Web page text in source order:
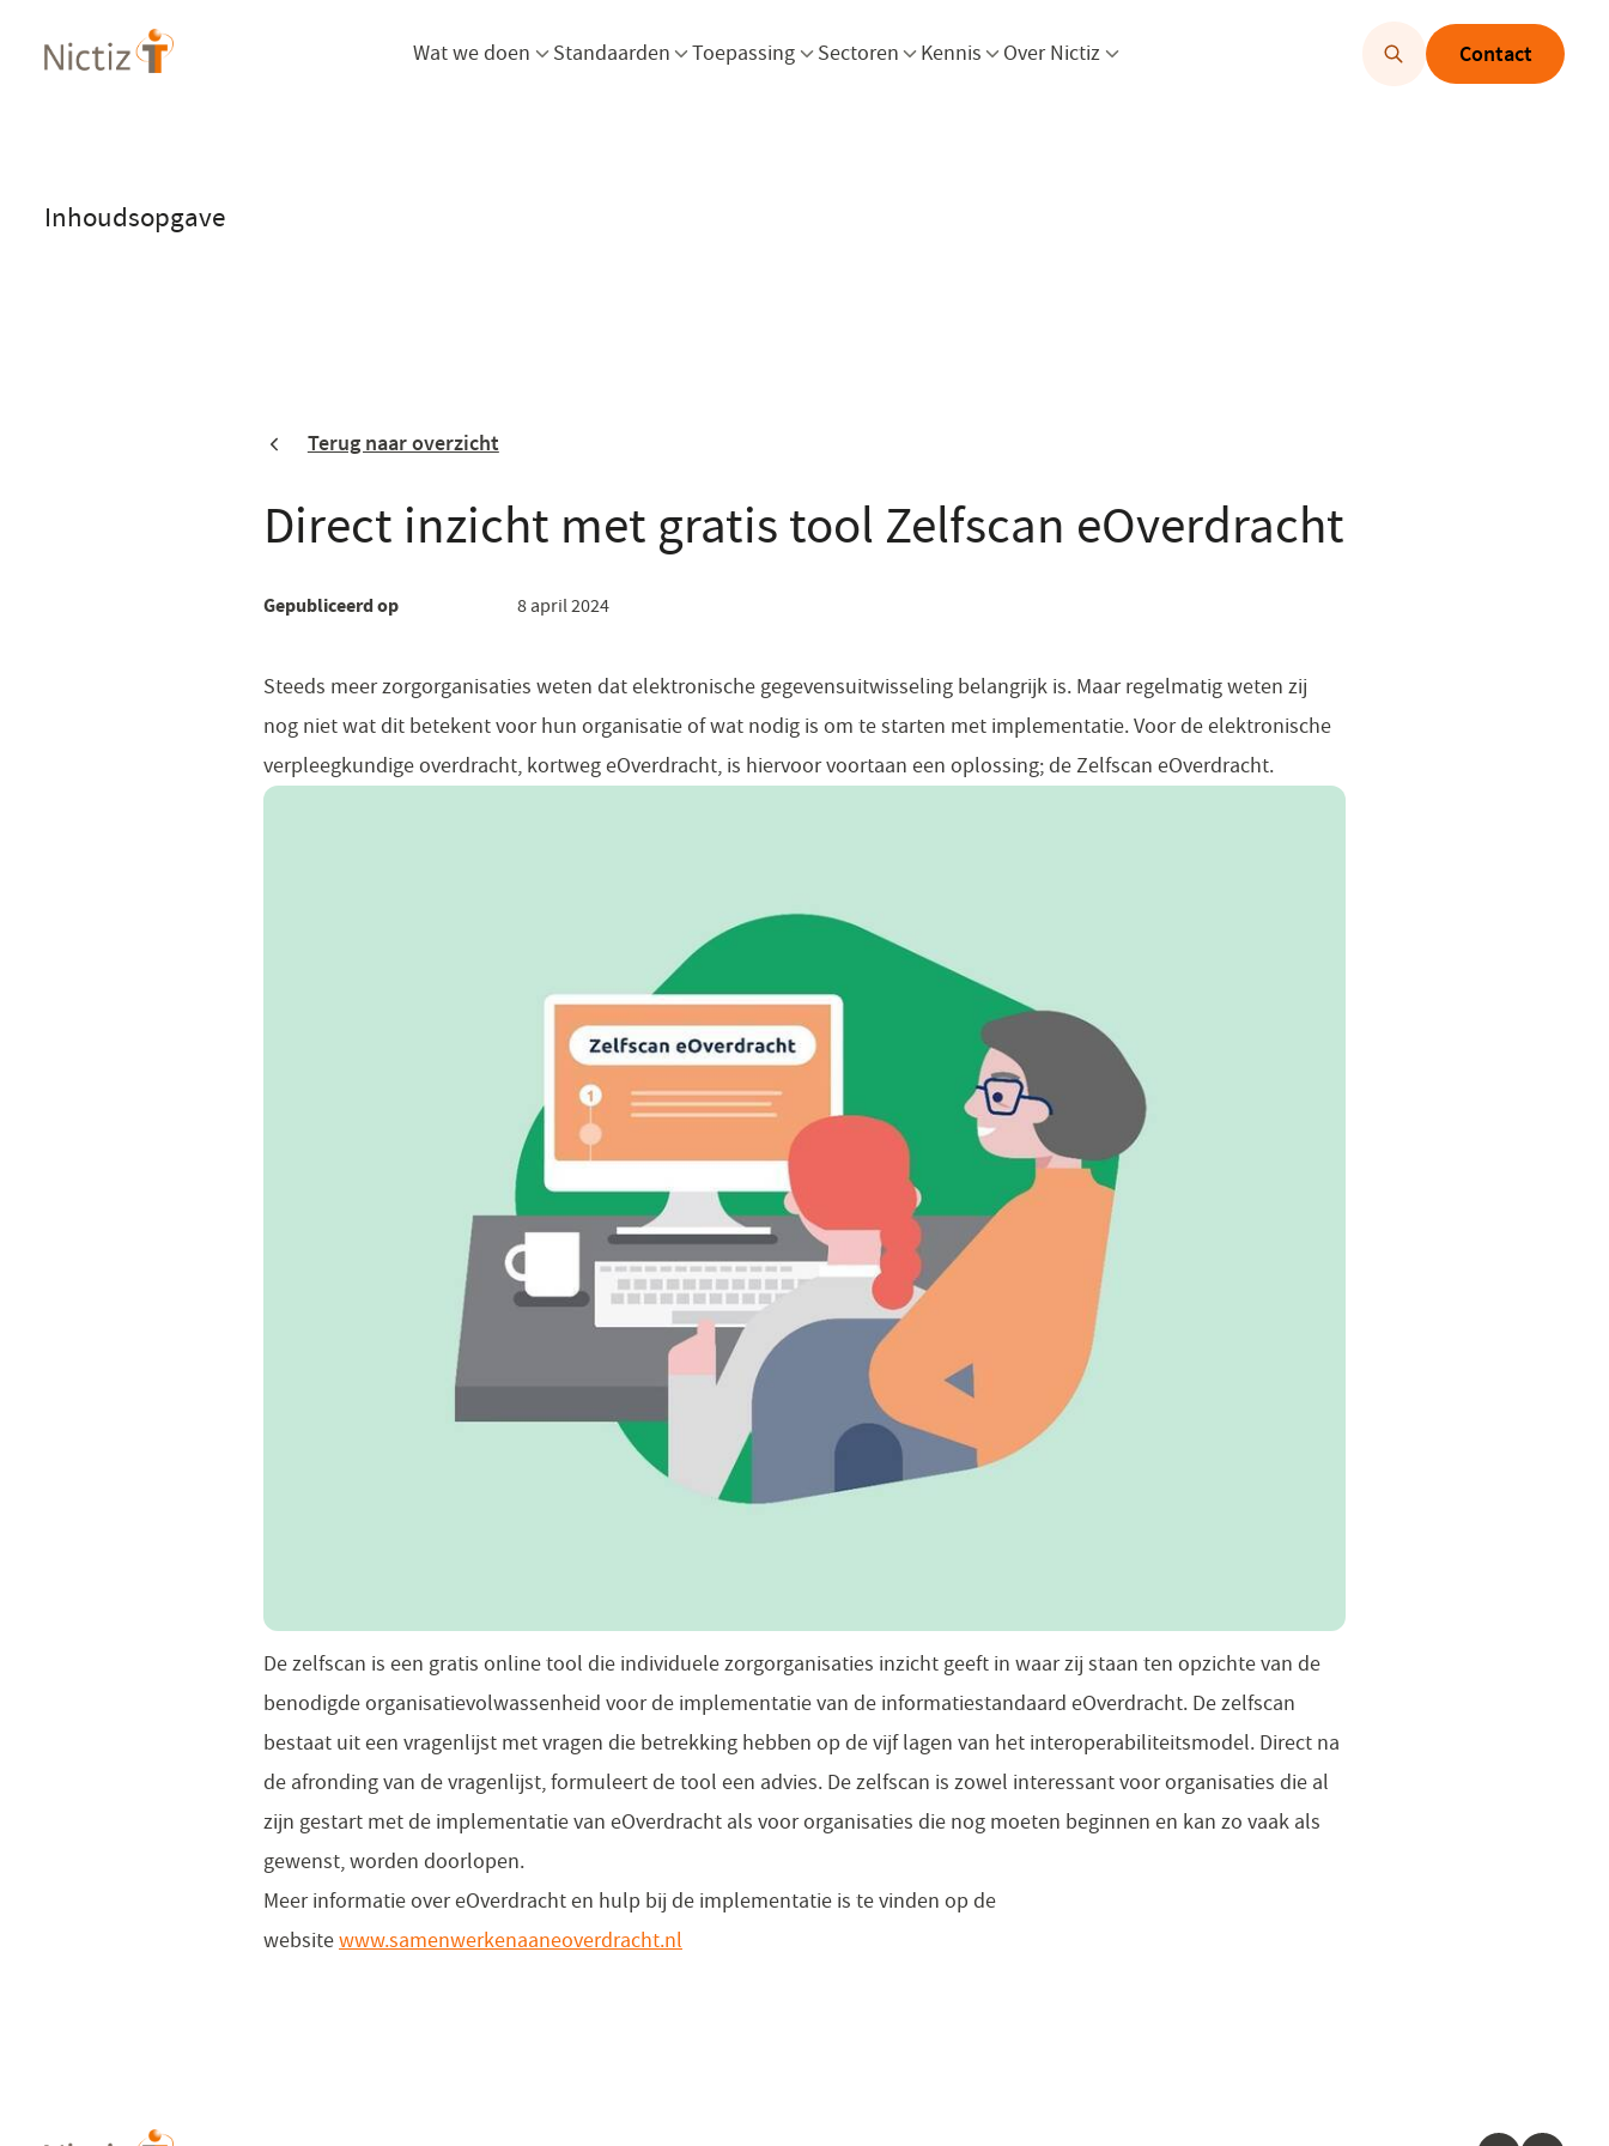
en
Wat we doen Menu openen
Standaarden Menu openen
Toepassing Menu openen
Sectoren Menu openen
Kennis Menu openen
Over Nictiz Contact
Inhoudsopgave
Terug naar overzicht
Direct inzicht met gratis tool Zelfscan eOverdracht
Gepubliceerd op 8 april 2024
Steeds meer zorgorganisaties weten dat elektronische gegevensuitwisseling belangrijk is. Maar regelmatig weten zij
nog niet wat dit betekent voor hun organisatie of wat nodig is om te starten met implementatie. Voor de elektronische
verpleegkundige overdracht, kortweg eOverdracht, is hiervoor voortaan een oplossing; de Zelfscan eOverdracht.
De zelfscan is een gratis online tool die individuele zorgorganisaties inzicht geeft in waar zij staan ten opzichte van de
benodigde organisatievolwassenheid voor de implementatie van de informatiestandaard eOverdracht. De zelfscan
bestaat uit een vragenlijst met vragen die betrekking hebben op de vijf lagen van het interoperabiliteitsmodel. Direct na
de afronding van de vragenlijst, formuleert de tool een advies. De zelfscan is zowel interessant voor organisaties die al
zijn gestart met de implementatie van eOverdracht als voor organisaties die nog moeten beginnen en kan zo vaak als
gewenst, worden doorlopen.
Meer informatie over eOverdracht en hulp bij de implementatie is te vinden op de
websitewww.samenwerkenaaneoverdracht.nl